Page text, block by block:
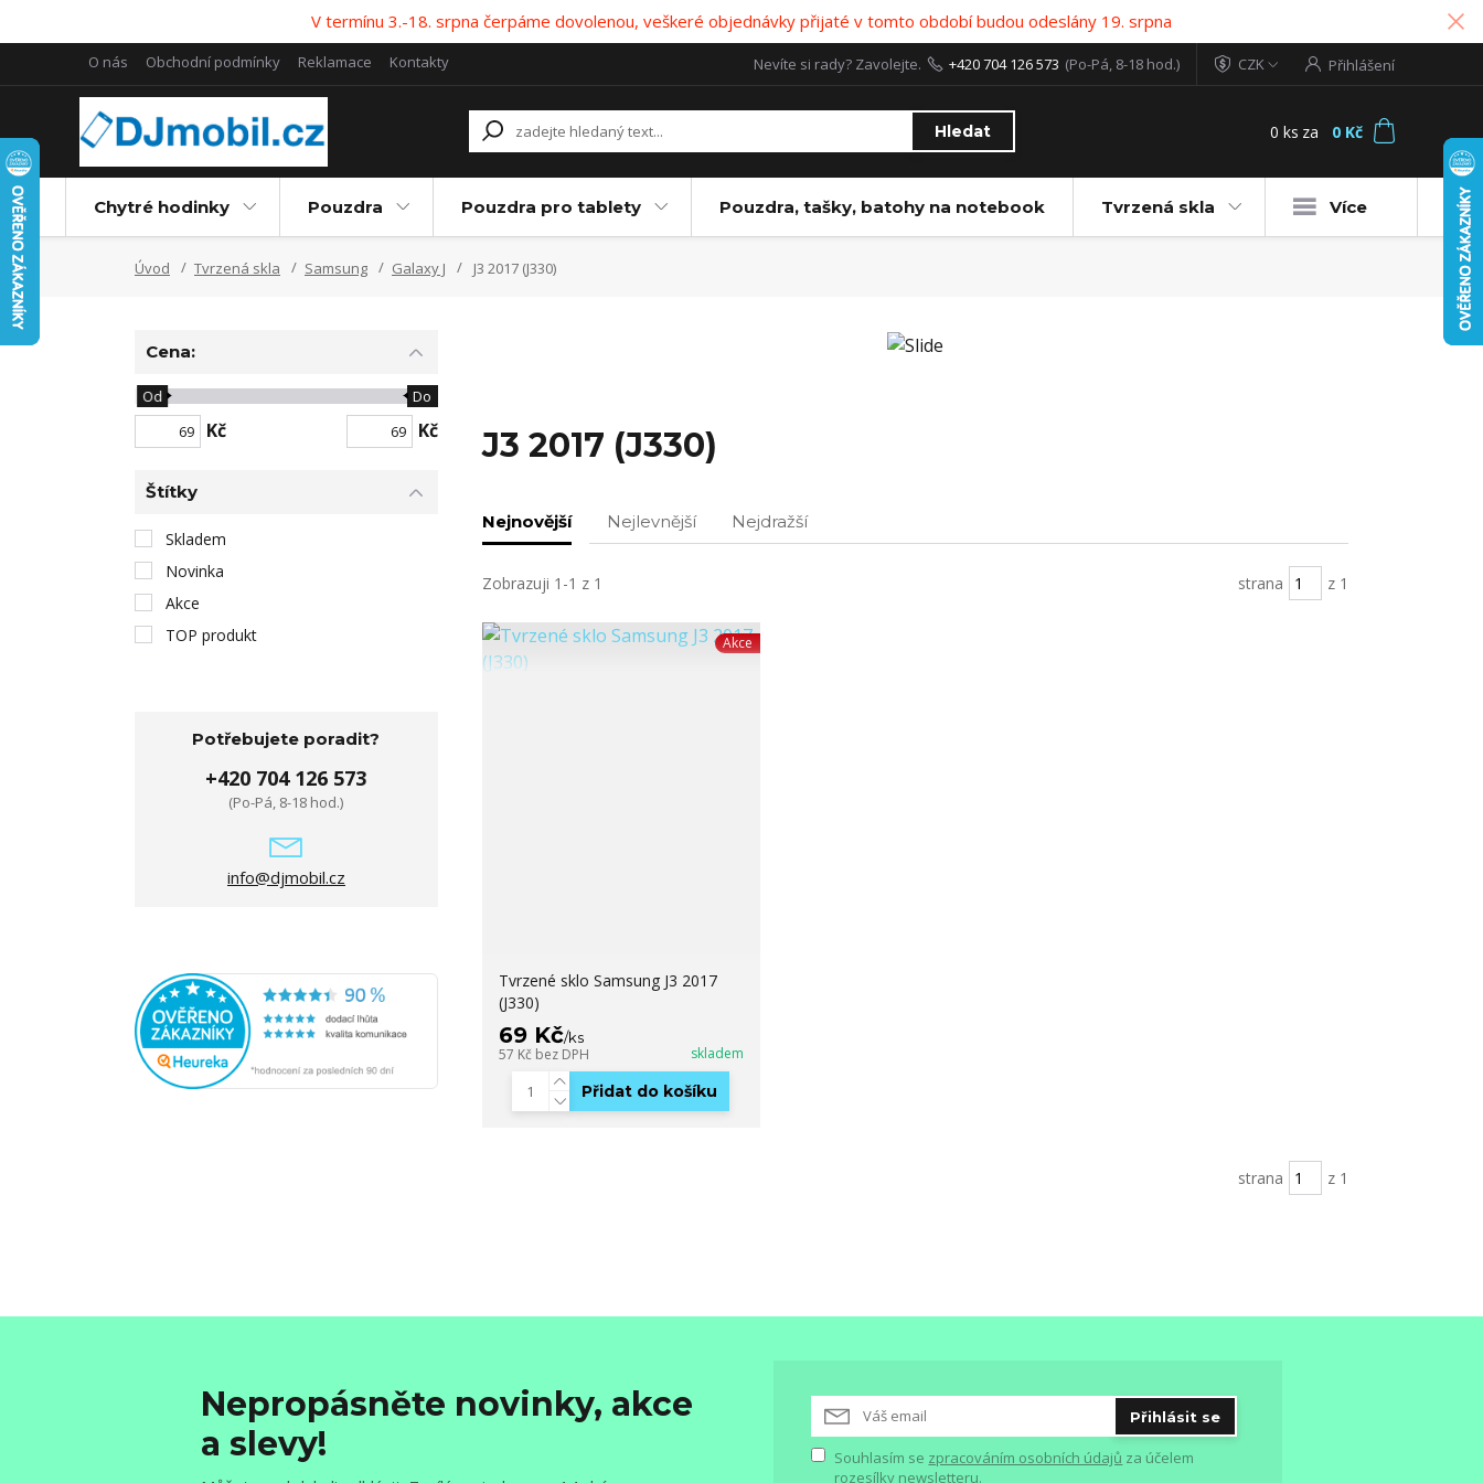
V termínu 3.-18. srpna čerpáme dovolenou, veškeré objednávky přijaté v tomto období budou odeslány 19. srpna
O nás Obchodní podmínky Reklamace Kontakty CZK Přihlášení
Hledat
Nevíte si rady? Zavolejte. +420 704 126 573 (Po-Pá, 8-18 hod.)
0 ks za 0 Kč
Chytré hodinky Pouzdra Pouzdra pro tablety Pouzdra, tašky, batohy na notebook Tvrzená skla Více
Úvod Tvrzená skla Samsung Galaxy J J3 2017 (J330)
J3 2017 (J330)
Nejnovější Nejlevnější Nejdražší
Zobrazuji 1-1 z 1 strana z 1
Akce
Tvrzené sklo Samsung J3 2017
(J330)
69 Kč/ks
57 Kč bez DPH skladem
Přidat do košíku
strana z 1
Cena:
Kč
Od Do
Kč
Štítky
Skladem
Novinka
Akce
TOP produkt
Potřebujete poradit?
+420 704 126 573
(Po-Pá, 8-18 hod.)
info@djmobil.cz
Nepropásněte novinky, akce
a slevy!
Přihlásit se
Souhlasím se zpracováním osobních údajů za účelem
rozesílky newsletteru.